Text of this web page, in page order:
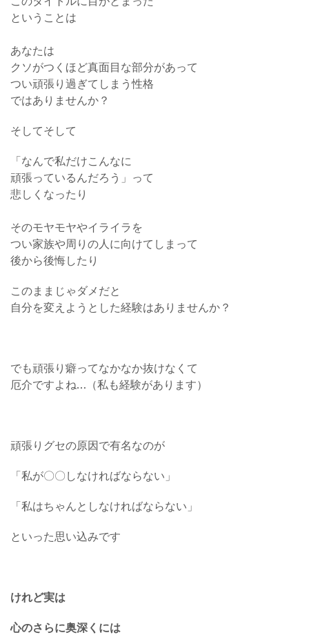
ということは
あなたは
クソがつくほど真面目な部分があって
つい頑張り過ぎてしまう性格
ではありませんか？
そしてそして
「なんで私だけこんなに
頑張っているんだろう」って
悲しくなったり
そのモヤモヤやイライラを
つい家族や周りの人に向けてしまって
後から後悔したり
このままじゃダメだと
自分を変えようとした経験はありませんか？
でも頑張り癖ってなかなか抜けなくて
厄介ですよね…（私も経験があります）
頑張りグセの原因で有名なのが
「私が〇〇しなければならない」
「私はちゃんとしなければならない」
といった思い込みです
けれど実は
心のさらに奥深くには